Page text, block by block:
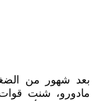
بعد شهور من
مادورو، شنت